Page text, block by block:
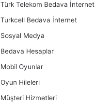
Türk Telekom Bedava İnternet
Turkcell Bedava İnternet
Sosyal Medya
Bedava Hesaplar
Mobil Oyunlar
Oyun Hileleri
Müşteri Hizmetleri